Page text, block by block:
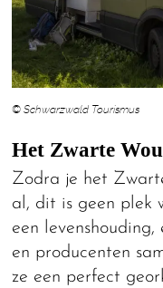
© Schwarzwald Tourismus
Het Zwarte
Zodra je het
al, dit is geen plek
een
en producenten
ze een perfect